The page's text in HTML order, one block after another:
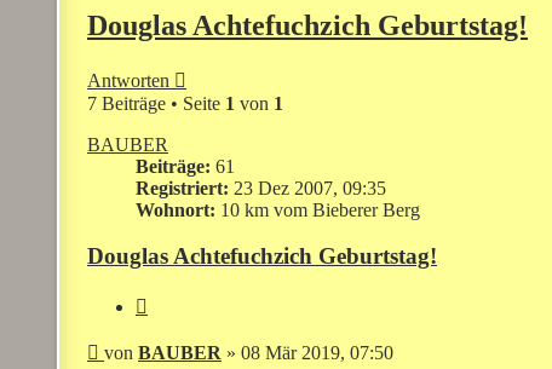
Douglas Achtefuchzich Geburtstag!
Antworten
7 Beiträge • Seite 1 von 1
BAUBER
Beiträge: 61
Registriert: 23 Dez 2007, 09:35
Wohnort: 10 km vom Bieberer Berg
Douglas Achtefuchzich Geburtstag!
Beitrag
von BAUBER » 08 Mär 2019, 07:50